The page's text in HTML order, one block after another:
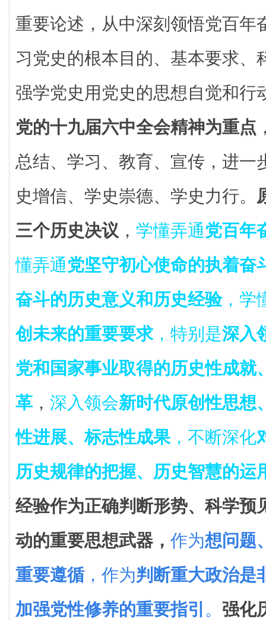
重要论述，从中深刻领悟党百年
习党史的根本目的、基本要求、
强学党史用党史的思想自觉和行
党的十九届六中全会精神为重点
总结、学习、教育、宣传，进一
史增信、学史崇德、学史力行。
三个历史决议 ， 学懂弄通党百年
懂弄通党坚守初心使命的执着奋
奋斗的历史意义和历史经验，学
创未来的重要要求，特别是深入
党和国家事业取得的历史性成就
革 ， 深入领会新时代原创性思想
性进展、标志性成果 ，不断深化
历史规律的把握、历史智慧的运
经验作为正确判断形势、科学预
动的重要思想武器， 作为想问题
重要遵循，作为判断重大政治是
加强党性修养的重要指引 。 强化